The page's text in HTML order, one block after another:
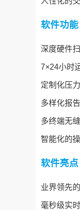
软件功能
深度硬件
7×24小时
定制化压
多样化报
多终端无
智能化的
软件亮点
业界领先
毫秒级实